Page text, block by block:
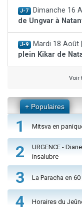
J-7 Dimanche 16
de Ungvar à
J-9 Mardi 18 Août |
plein Kikar de
Voir
+ Populaires
1 Mitsva en
2
URGENCE -
insalubre
3 La Paracha en
4 Horaires du